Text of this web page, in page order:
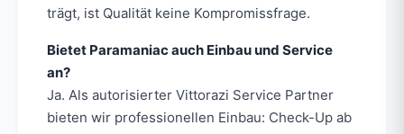
trägt, ist Qualität keine Kompromissfrage.
Bietet Paramaniac auch Einbau und Service
an?
Ja. Als autorisierter Vittorazi Service Partner
bieten wir professionellen Einbau: Check-Up ab